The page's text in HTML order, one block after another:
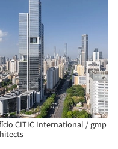
CITIC International / gmp